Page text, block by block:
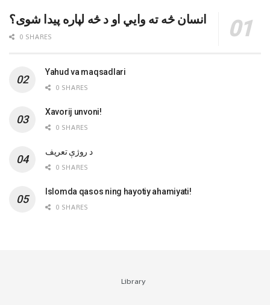
انسان څه ته وایي او د څه لپاره پیدا شوی؟
0 SHARES
Yahud va maqsadlari
0 SHARES
Xavorij unvoni!
0 SHARES
‌د روژې تعریف
0 SHARES
Islomda qasos ning hayotiy ahamiyati!
0 SHARES
Library